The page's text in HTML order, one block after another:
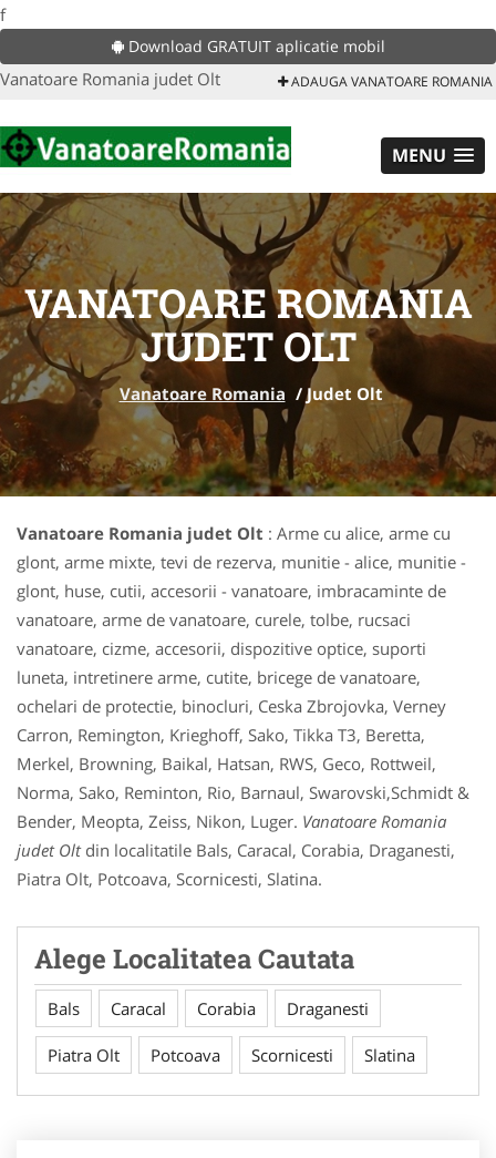
f
Download GRATUIT aplicatie mobil
Vanatoare Romania judet Olt ADAUGA VANATOARE ROMANIA
MENU
VANATOARE ROMANIA
JUDET OLT
Vanatoare Romania /Judet Olt
Vanatoare Romania judet Olt : Arme cu alice, arme cu
glont, arme mixte, tevi de rezerva, munitie - alice, munitie -
glont, huse, cutii, accesorii - vanatoare, imbracaminte de
vanatoare, arme de vanatoare, curele, tolbe, rucsaci
vanatoare, cizme, accesorii, dispozitive optice, suporti
luneta, intretinere arme, cutite, bricege de vanatoare,
ochelari de protectie, binocluri, Ceska Zbrojovka, Verney
Carron, Remington, Krieghoff, Sako, Tikka T3, Beretta,
Merkel, Browning, Baikal, Hatsan, RWS, Geco, Rottweil,
Norma, Sako, Reminton, Rio, Barnaul, Swarovski,Schmidt &
Bender, Meopta, Zeiss, Nikon, Luger. Vanatoare Romania
judet Olt din localitatile Bals, Caracal, Corabia, Draganesti,
Piatra Olt, Potcoava, Scornicesti, Slatina.
Alege Localitatea Cautata
Bals Caracal Corabia Draganesti
Piatra Olt Potcoava Scornicesti Slatina